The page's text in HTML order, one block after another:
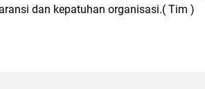
dan kepatuhan organisasi.( Tim )